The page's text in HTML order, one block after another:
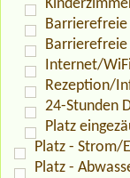
Barrierefreie
Internet/
Rezeption/
24-Stunden
Platz
Platz - Strom/
Platz -